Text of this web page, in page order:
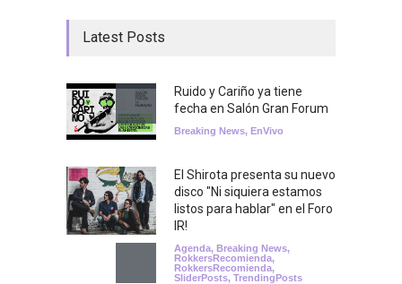
Latest Posts
Ruido y Cariño ya tiene
fecha en Salón Gran Forum
Breaking News, EnVivo
El Shirota presenta su nuevo
disco "Ni siquiera estamos
listos para hablar" en el Foro
IR!
Agenda, Breaking News,
RokkersRecomienda,
RokkersRecomienda,
SliderPosts, TrendingPosts